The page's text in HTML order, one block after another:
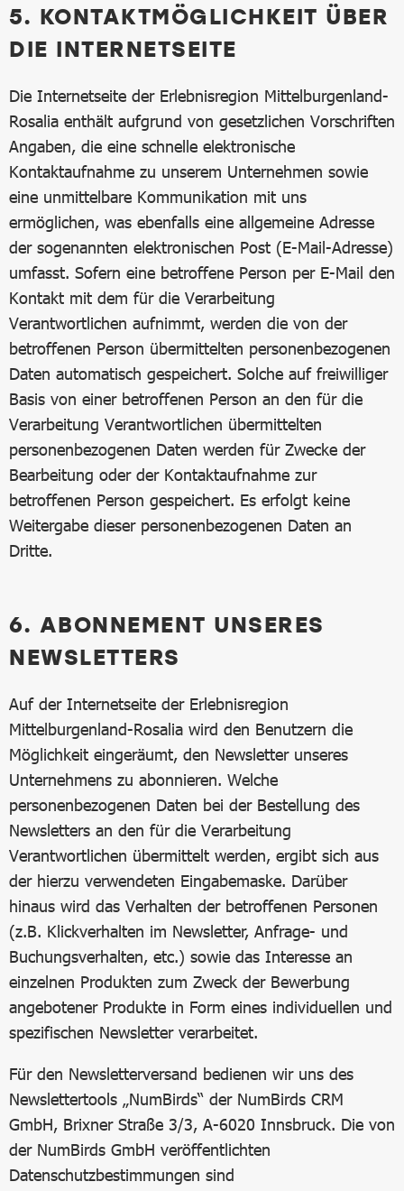
5. KONTAKTMÖGLICHKEIT ÜBER
DIE INTERNETSEITE
Die Internetseite der Erlebnisregion Mittelburgenland-
Rosalia enthält aufgrund von gesetzlichen Vorschriften
Angaben, die eine schnelle elektronische
Kontaktaufnahme zu unserem Unternehmen sowie
eine unmittelbare Kommunikation mit uns
ermöglichen, was ebenfalls eine allgemeine Adresse
der sogenannten elektronischen Post (E-Mail-Adresse)
umfasst. Sofern eine betroffene Person per E-Mail den
Kontakt mit dem für die Verarbeitung
Verantwortlichen aufnimmt, werden die von der
betroffenen Person übermittelten personenbezogenen
Daten automatisch gespeichert. Solche auf freiwilliger
Basis von einer betroffenen Person an den für die
Verarbeitung Verantwortlichen übermittelten
personenbezogenen Daten werden für Zwecke der
Bearbeitung oder der Kontaktaufnahme zur
betroffenen Person gespeichert. Es erfolgt keine
Weitergabe dieser personenbezogenen Daten an
Dritte.
6. ABONNEMENT UNSERES
NEWSLETTERS
Auf der Internetseite der Erlebnisregion
Mittelburgenland-Rosalia wird den Benutzern die
Möglichkeit eingeräumt, den Newsletter unseres
Unternehmens zu abonnieren. Welche
personenbezogenen Daten bei der Bestellung des
Newsletters an den für die Verarbeitung
Verantwortlichen übermittelt werden, ergibt sich aus
der hierzu verwendeten Eingabemaske. Darüber
hinaus wird das Verhalten der betroffenen Personen
(z.B. Klickverhalten im Newsletter, Anfrage- und
Buchungsverhalten, etc.) sowie das Interesse an
einzelnen Produkten zum Zweck der Bewerbung
angebotener Produkte in Form eines individuellen und
spezifischen Newsletter verarbeitet.
Für den Newsletterversand bedienen wir uns des
Newslettertools „NumBirds“ der NumBirds CRM
GmbH, Brixner Straße 3/3, A-6020 Innsbruck. Die von
der NumBirds GmbH veröffentlichten
Datenschutzbestimmungen sind